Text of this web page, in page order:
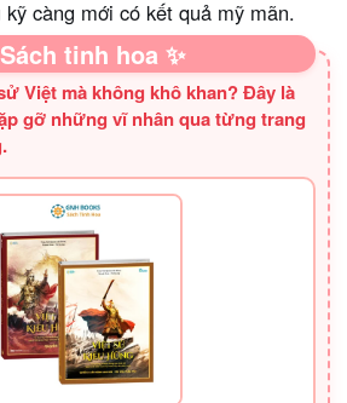
càng mới có kết quả mỹ mãn.
tinh hoa ✨
Việt mà không khô khan? Đây là
gỡ những vĩ nhân qua từng trang